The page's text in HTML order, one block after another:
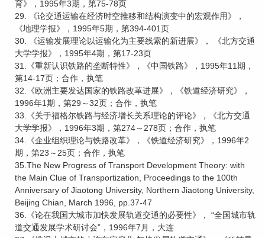
育》，1995年3期，第75-78页
29. 《论交通运输在经济时空推移和结构演变中的宏观作用》，
《地理学报》，1995年5期，第394-401页
30. 《运输发展理论以运输化为主要线索的新进展》， 《北方交通
大学学报》，1995年4期，第17-23页
31.《重新认识铁路的垄断特性》，《中国铁路》，1995年11期，
第14-17页；合作，执笔
32.《欧洲主要发达国家的铁路改革进展》，《铁道经济研究》，
1996年1期，第29～32页；合作，执笔
33.《关于福格尔铁路与经济增长关系理论的评论》，《北方交通
大学学报》，1996年3期，第274～278页；合作，执笔
34.《企业组织理论与铁路改革》，《铁道经济研究》，1996年2
期，第23～25页；合作，执笔
35.The New Progress of Transport Development Theory: with
the Main Clue of Transportization, Proceedings to the 100th
Anniversary of Jiaotong University, Northern Jiaotong University,
Beijing Chian, March 1996, pp.37-47
36.《论在我国大城市加快发展轨道交通的必要性》， “全国城市轨
道交通发展学术研讨会”，1996年7月，大连